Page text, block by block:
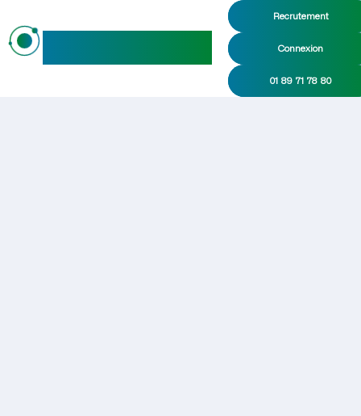
Recrutement
Connexion
01 89 71 78 80